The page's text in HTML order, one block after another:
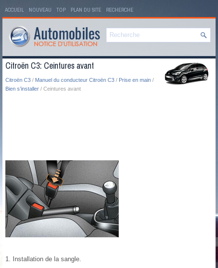
ACCUEIL NOUVEAU TOP PLAN DU SITE RECHERCHE
Citroën C3: Ceintures avant
Citroën C3 / Manuel du conducteur Citroën C3 / Prise en main /
Bien s’installer / Ceintures avant
1. Installation de la sangle.